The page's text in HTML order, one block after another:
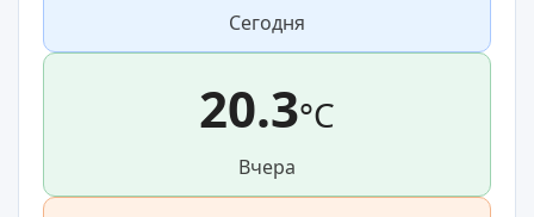
Сегодня
20.3°C
Вчера